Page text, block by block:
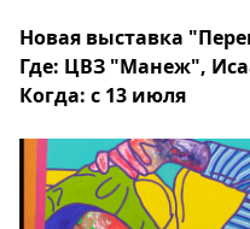
Новая выставка
Где: ЦВЗ "Манеж",
Когда: с 13 июля